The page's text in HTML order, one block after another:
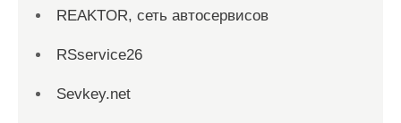
REAKTOR, сеть автосервисов
RSservice26
Sevkey.net